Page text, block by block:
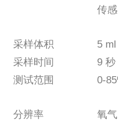
传
采样体积
5 ml
采样时间
9 秒
测试范围
0-
分辨率
氧气